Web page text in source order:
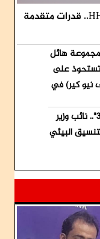
بالصور .. مروحية HH-60W Jolly Green II.. قدرات متقدمة
هائل
على
نيو كير) في
على هامش "كوب30".. نائب وزير
البيئي